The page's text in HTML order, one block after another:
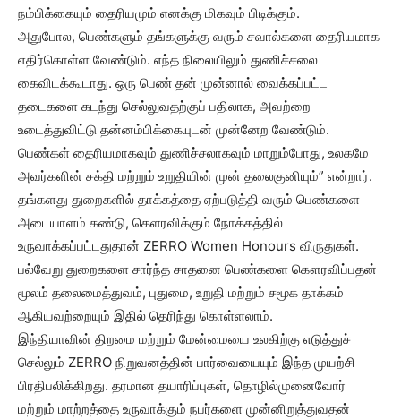
நம்பிக்கையும் தைரியமும் எனக்கு மிகவும் பிடிக்கும்.
அதுபோல, பெண்களும் தங்களுக்கு வரும் சவால்களை தைரியமாக
எதிர்கொள்ள வேண்டும். எந்த நிலையிலும் துணிச்சலை
கைவிடக்கூடாது. ஒரு பெண் தன் முன்னால் வைக்கப்பட்ட
தடைகளை கடந்து செல்லுவதற்குப் பதிலாக, அவற்றை
உடைத்துவிட்டு தன்னம்பிக்கையுடன் முன்னேற வேண்டும்.
பெண்கள் தைரியமாகவும் துணிச்சலாகவும் மாறும்போது, உலகமே
அவர்களின் சக்தி மற்றும் உறுதியின் முன் தலைகுனியும்” என்றார்.
தங்களது துறைகளில் தாக்கத்தை ஏற்படுத்தி வரும் பெண்களை
அடையாளம் கண்டு, கெளரவிக்கும் நோக்கத்தில்
உருவாக்கப்பட்டதுதான் ZERRO Women Honours விருதுகள்.
பல்வேறு துறைகளை சார்ந்த சாதனை பெண்களை கௌரவிப்பதன்
மூலம் தலைமைத்துவம், புதுமை, உறுதி மற்றும் சமூக தாக்கம்
ஆகியவற்றையும் இதில் தெரிந்து கொள்ளலாம்.
இந்தியாவின் திறமை மற்றும் மேன்மையை உலகிற்கு எடுத்துச்
செல்லும் ZERRO நிறுவனத்தின் பார்வையையும் இந்த முயற்சி
பிரதிபலிக்கிறது. தரமான தயாரிப்புகள், தொழில்முனைவோர்
மற்றும் மாற்றத்தை உருவாக்கும் நபர்களை முன்னிறுத்துவதன்